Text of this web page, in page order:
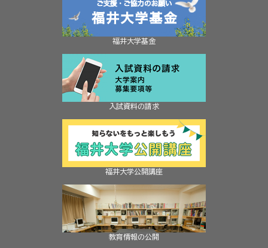
福井大学基金
入試資料の請求
福井大学公開講座
教育情報の公開